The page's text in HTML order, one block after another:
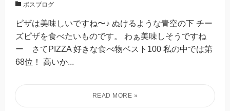
ボスブログ
ピザは美味しいですね〜♪ ぬけるような青空の下 チー
ズピザを食べたいものです。 わぁ美味しそうですね
ー さてPIZZA 好きな食べ物ベスト100 私の中では第
68位！ 高いか...